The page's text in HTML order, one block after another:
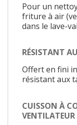
Pour un
friture à air
dans le lave-
RÉSISTANT
Offert en fini
résistant aux
CUISSON À
VENTILATEUR